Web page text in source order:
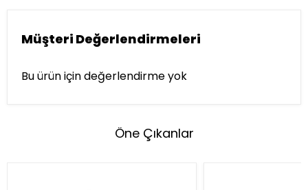
Müşteri Değerlendirmeleri
Bu ürün için değerlendirme yok
Öne Çıkanlar